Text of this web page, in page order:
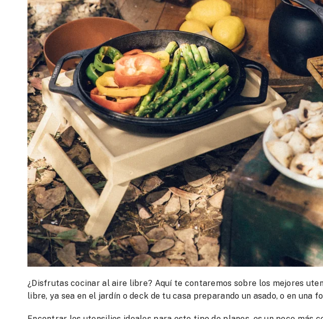
¿Disfrutas cocinar al aire libre? Aquí te contaremos sobre los mejores
libre, ya sea en el jardín o deck de tu casa preparando un asado, o en una